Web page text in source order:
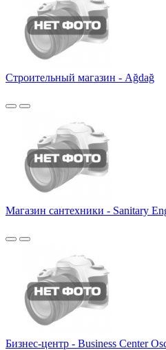
Строительный магазин - Ağdağ
Магазин сантехники - Sanitary
Бизнес-центр - Business Center